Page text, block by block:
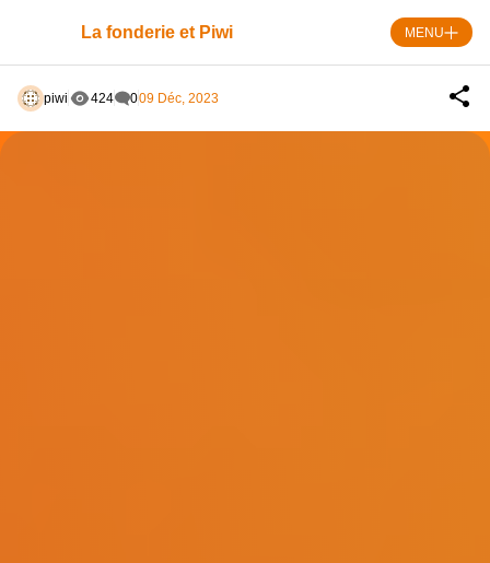
La fonderie et Piwi MENU
piwi 424 009 Déc, 2023